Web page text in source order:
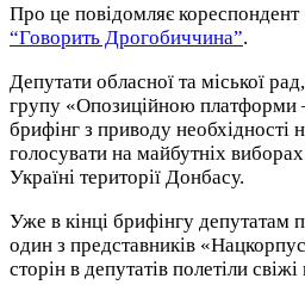
Про це повідомляє
“Говорить Дрогобиччина”.
Депутати обласної та міської
групу «Опозиційною платформи
брифінг з приводу необхідності
голосувати на майбутніх
Україні території Донбасу.
Уже в кінці брифінгу депутатам
один з представників
сторін в депутатів полетіли